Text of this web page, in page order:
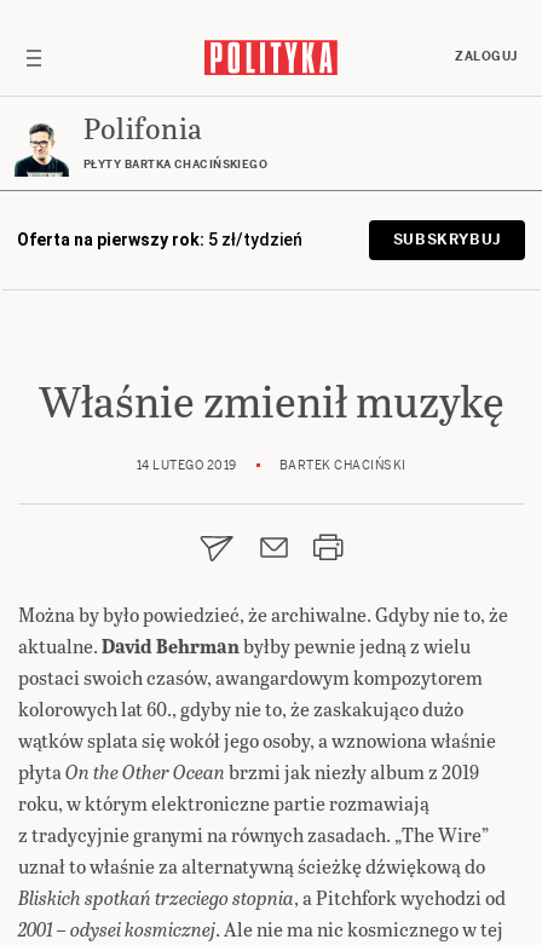
ZALOGUJ
Polifonia
PŁYTY BARTKA CHACIŃSKIEGO
Oferta na pierwszy rok: 5 zł/tydzień SUBSKRYBUJ
Właśnie zmienił muzykę
14 LUTEGO 2019 BARTEK CHACIŃSKI
Można by było powiedzieć, że archiwalne. Gdyby nie to, że
aktualne.David Behrmanbyłby pewnie jedną z wielu
postaci swoich czasów, awangardowym kompozytorem
kolorowych lat 60., gdyby nie to, że zaskakująco dużo
wątków splata się wokół jego osoby, a wznowiona właśnie
płytaOn the Other Oceanbrzmi jak niezły album z 2019
roku, w którym elektroniczne partie rozmawiają
z tradycyjnie granymi na równych zasadach. „The Wire”
uznał to właśnie za alternatywną ścieżkę dźwiękową do
Bliskich spotkań trzeciego stopnia, a Pitchfork wychodzi od
2001 – odysei kosmicznej. Ale nie ma nic kosmicznego w tej